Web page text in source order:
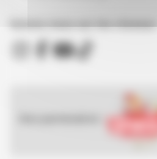
Suivez nous sur les réseaux